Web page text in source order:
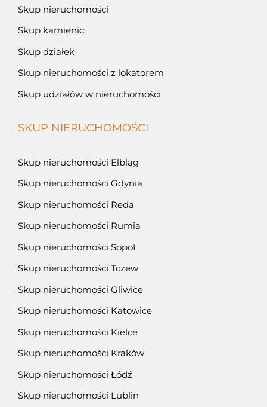
Skup nieruchomości
Skup kamienic
Skup działek
Skup nieruchomości z lokatorem
Skup udziałów w nieruchomości
SKUP NIERUCHOMOŚCI
Skup nieruchomości Elbląg
Skup nieruchomości Gdynia
Skup nieruchomości Reda
Skup nieruchomości Rumia
Skup nieruchomości Sopot
Skup nieruchomości Tczew
Skup nieruchomości Gliwice
Skup nieruchomości Katowice
Skup nieruchomości Kielce
Skup nieruchomości Kraków
Skup nieruchomości Łódź
Skup nieruchomości Lublin